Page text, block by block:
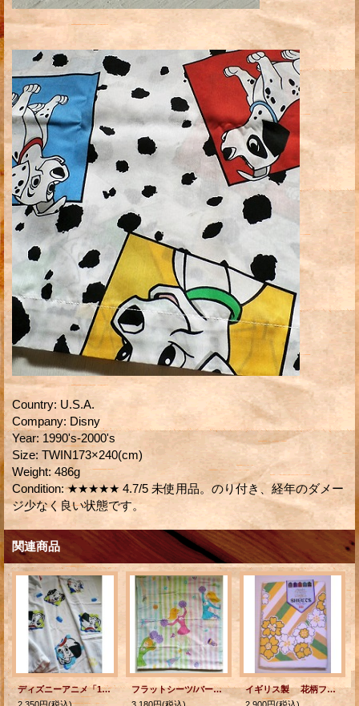
Country: U.S.A.
Company: Disny
Year: 1990's-2000's
Size: TWIN173×240(cm)
Weight: 486g
Condition: ★★★★★ 4.7/5 未使用品。のり付き、経年のダメー
ジ少なく良い状態です。
関連商品
ディズニーアニメ「101匹わんちゃん」 キャラクターシーツ/フラットシーツ ツインサイズ
2,350円(税込)
フラットシーツ/バービーキャラクター生地 GO Barbie MADE IN USA USED size: 約W172cm×H240cm
3,180円(税込)
イギリス製 花柄フラットシーツ
2,900円(税込)